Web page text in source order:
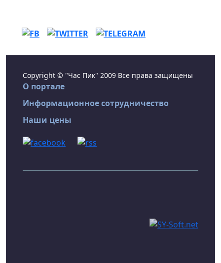
Copyright © "Час Пик" 2009 Все права защищены
О портале
Информационное сотрудничество
Наши цены